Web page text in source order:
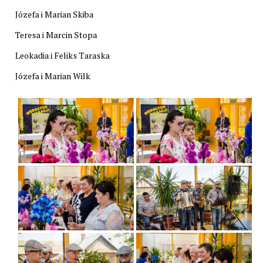
Józefa i Marian Skiba
Teresa i Marcin Stopa
Leokadia i Feliks Taraska
Józefa i Marian Wilk